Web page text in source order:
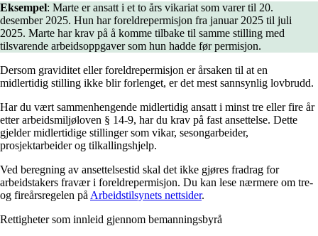
Eksempel: Marte er ansatt i et to års vikariat som varer til 20.
desember 2025. Hun har foreldrepermisjon fra januar 2025 til juli
2025. Marte har krav på å komme tilbake til samme stilling med
tilsvarende arbeidsoppgaver som hun hadde før permisjon.
Dersom graviditet eller foreldrepermisjon er årsaken til at en
midlertidig stilling ikke blir forlenget, er det mest sannsynlig lovbrudd.
Har du vært sammenhengende midlertidig ansatt i minst tre eller fire år
etter arbeidsmiljøloven § 14-9, har du krav på fast ansettelse. Dette
gjelder midlertidige stillinger som vikar, sesongarbeider,
prosjektarbeider og tilkallingshjelp.
Ved beregning av ansettelsestid skal det ikke gjøres fradrag for
arbeidstakers fravær i foreldrepermisjon. Du kan lese nærmere om tre-
og fireårsregelen på Arbeidstilsynets nettsider.
Rettigheter som innleid gjennom bemanningsbyrå